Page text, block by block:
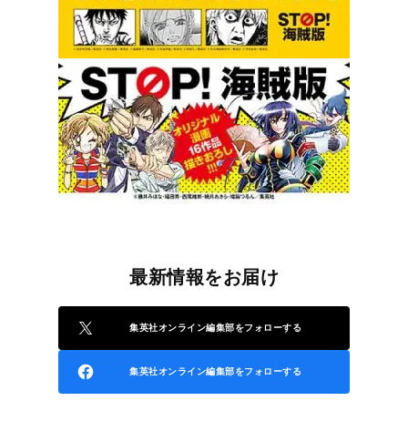
最新情報をお届け
集英社オンライン編集部をフォローする
集英社オンライン編集部をフォローする